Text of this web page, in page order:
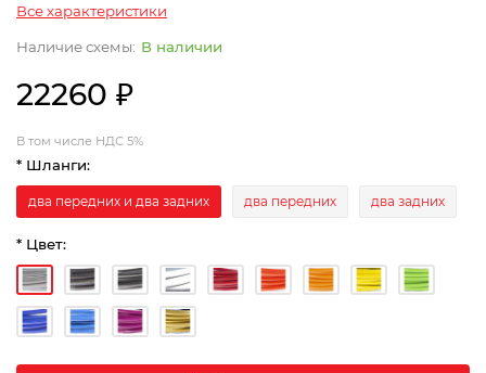
Все характеристики
В наличии
22260 ₽
В том числе НДС 5%
* Шланги:
два передних и два задних два передних два задних
* Цвет: